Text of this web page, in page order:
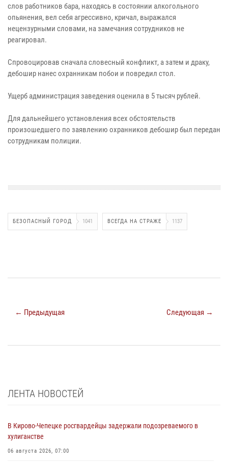
слов работников бара, находясь в состоянии алкогольного
опьянения, вел себя агрессивно, кричал, выражался
нецензурными словами, на замечания сотрудников не
реагировал.
Спровоцировав сначала словесный конфликт, а затем и драку,
дебошир нанес охранникам побои и повредил стол.
Ущерб администрация заведения оценила в 5 тысяч рублей.
Для дальнейшего установления всех обстоятельств
произошедшего по заявлению охранников дебошир был передан
сотрудникам полиции.
БЕЗОПАСНЫЙ ГОРОД 1041 ВСЕГДА НА СТРАЖЕ 1137
← Предыдущая Следующая →
ЛЕНТА НОВОСТЕЙ
В Кирово-Чепецке росгвардейцы задержали подозреваемого в
хулиганстве
06 августа 2026, 07:00